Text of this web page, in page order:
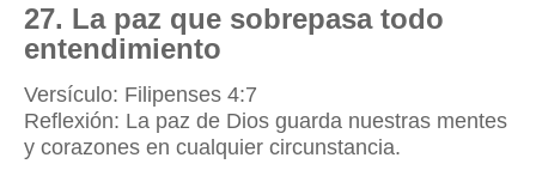
27. La paz que sobrepasa todo
entendimiento
Versículo: Filipenses 4:7
Reflexión: La paz de Dios guarda nuestras mentes
y corazones en cualquier circunstancia.